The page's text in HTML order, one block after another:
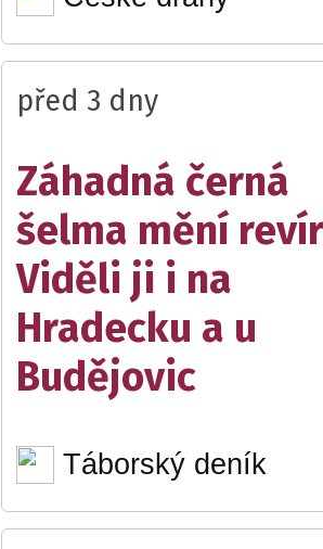
před 3 dny
Záhadná černá
šelma mění
Viděli ji i na
Hradecku a u
Budějovic
Táborský deník